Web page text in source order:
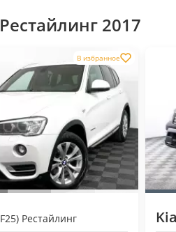
2017
В избранное
Рестайлинг